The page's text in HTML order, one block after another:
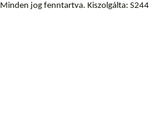
Minden jog fenntartva. Kiszolgálta: S244